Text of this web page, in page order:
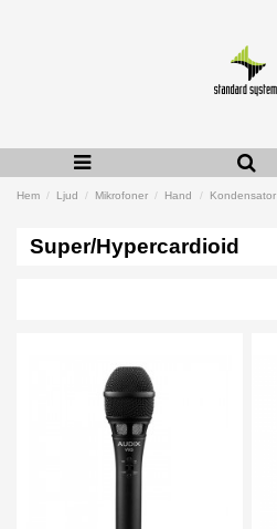
Hem Ljud Mikrofoner Hand Kondensator
Super/Hypercardioid